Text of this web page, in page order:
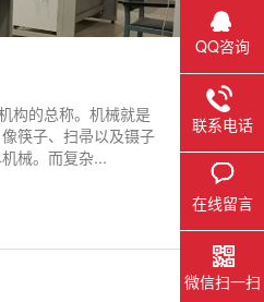
构的总称。机械就是
筷子、扫帚以及镊子
械。而复杂...
QQ咨询
联系电话
在线留言
微信扫一扫